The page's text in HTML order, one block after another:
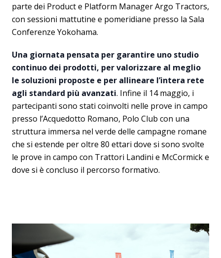
parte dei Product e Platform Manager Argo Tractors,
con sessioni mattutine e pomeridiane presso la Sala
Conferenze Yokohama.
Una giornata pensata per garantire uno studio
continuo dei prodotti, per valorizzare al meglio
le soluzioni proposte e per allineare l’intera rete
agli standard più avanzati. Infine il 14 maggio, i
partecipanti sono stati coinvolti nelle prove in campo
presso l’Acquedotto Romano, Polo Club con una
struttura immersa nel verde delle campagne romane
che si estende per oltre 80 ettari dove si sono svolte
le prove in campo con Trattori Landini e McCormick e
dove si è concluso il percorso formativo.